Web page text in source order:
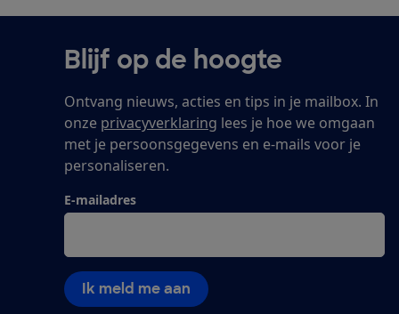
Blijf op de hoogte
Ontvang nieuws, acties en tips in je mailbox. In
onze privacyverklaring lees je hoe we omgaan
met je persoonsgegevens en e-mails voor je
personaliseren.
E-mailadres
Ik meld me aan